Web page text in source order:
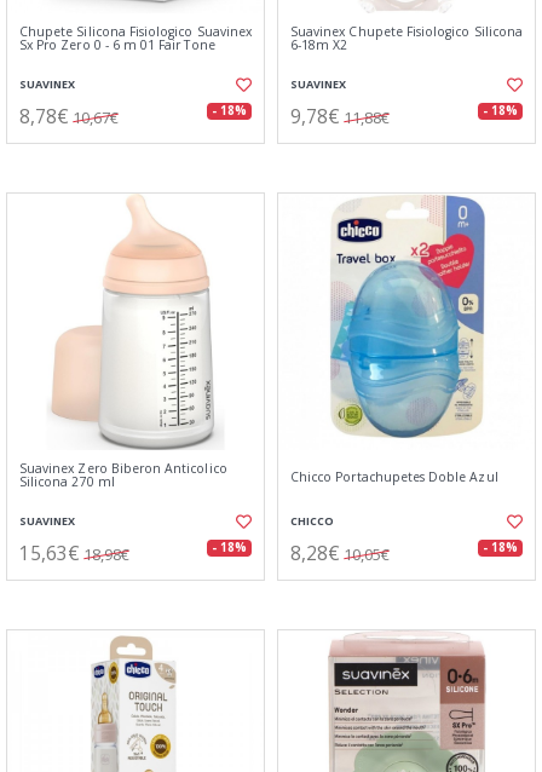
Chupete Silicona Fisiologico Suavinex
Sx Pro Zero 0 - 6 m 01 Fair Tone
SUAVINEX
8,78€ 10,67€ - 18%
Suavinex Chupete Fisiologico Silicona
6-18m X2
SUAVINEX
9,78€ 11,88€ - 18%
Suavinex Zero Biberon Anticolico
Silicona 270 ml
SUAVINEX
15,63€ 18,98€ - 18%
Chicco Portachupetes Doble Azul
CHICCO
8,28€ 10,05€ - 18%